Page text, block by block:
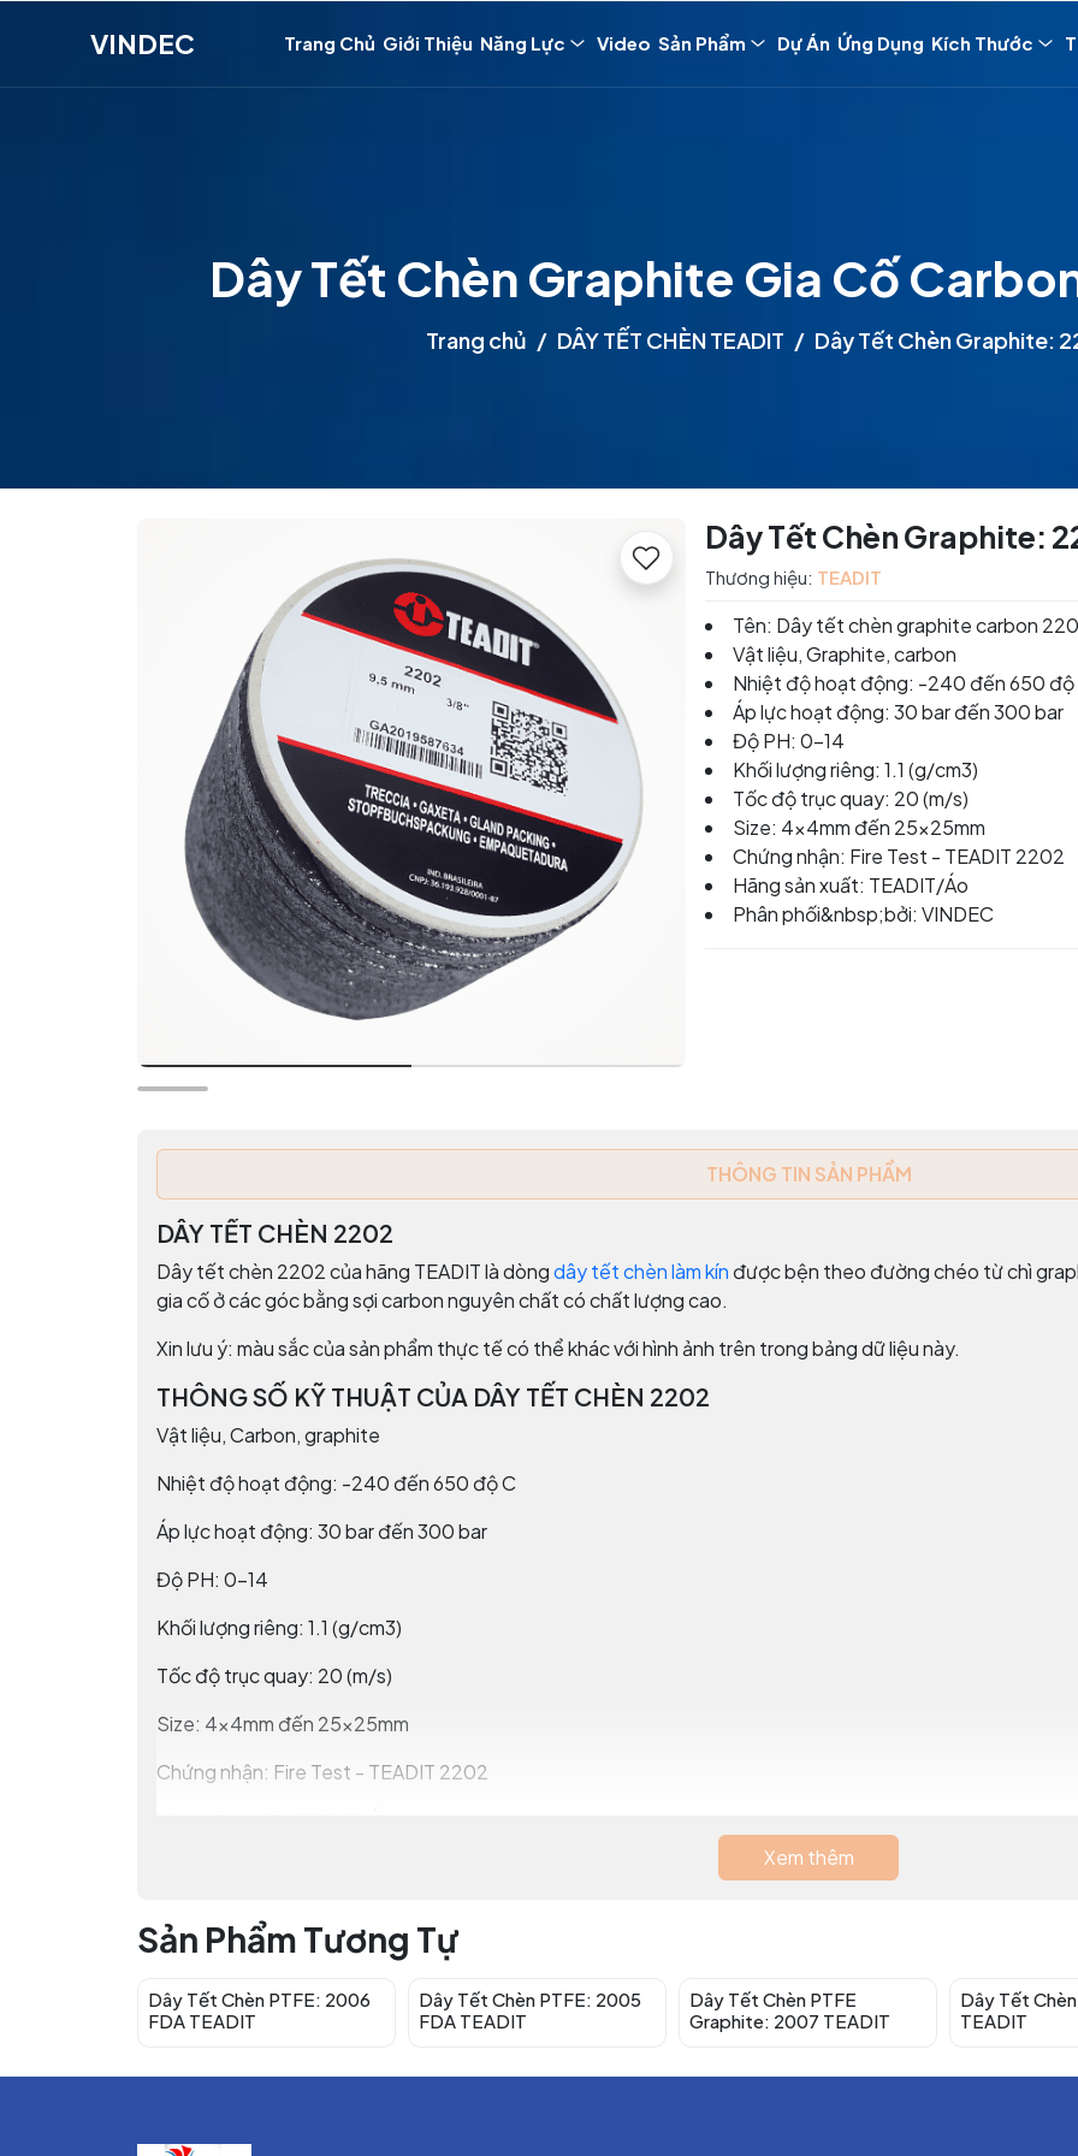
VINDEC Trang Chủ Giới Thiệu Năng Lực Video Sản Phẩm Dự Án Ứng Dụng Kích Thước
Dây Tết Chèn Graphite Gia Cố
Trang chủ DÂY TẾT CHÈN TEADIT Dây Tết Chèn Graphite:
Dây Tết Chèn Graphite:
Thương hiệu: TEADIT
Tên: Dây tết chèn graphite carbon
Vật liệu, Graphite, carbon
Nhiệt độ hoạt động: -240 đến 650 độ
Áp lực hoạt động: 30 bar đến 300 bar
Độ PH: 0-14
Khối lượng riêng: 1.1 (g/cm3)
Tốc độ trục quay: 20 (m/s)
Size: 4x4mm đến 25x25mm
Chứng nhận: Fire Test - TEADIT 2202
Hãng sản xuất: TEADIT/Áo
Phân phối&nbsp;bởi: VINDEC
THÔNG TIN SẢN PHẨM
DÂY TẾT CHÈN 2202
Dây tết chèn 2202 của hãng TEADIT là dòngdây tết chèn làm kín được bện theo đường chéo từ chì
gia cố ở các góc bằng sợi carbon nguyên chất có chất lượng cao.
Xin lưu ý: màu sắc của sản phẩm thực tế có thể khác với hình ảnh trên trong bảng dữ liệu này.
THÔNG SỐ KỸ THUẬT CỦA DÂY TẾT CHÈN 2202
Vật liệu, Carbon, graphite
Nhiệt độ hoạt động: -240 đến 650 độ C
Áp lực hoạt động: 30 bar đến 300 bar
Độ PH: 0-14
Khối lượng riêng: 1.1 (g/cm3)
Tốc độ trục quay: 20 (m/s)
Size: 4x4mm đến 25x25mm
Chứng nhận: Fire Test - TEADIT 2202
ĐẶC TÍNH CỦA DÂY TẾT CHÈN 2202
Dây tết chèn 2202 TEADIT có gia cố sợi cacbon trong các góc và thân của dây tết chèn làm cho nó có
TEADIT style 2202 là thế hệ bao bì graphite mới nhất, được thiết kế đặc biệt cho các ứng dụng đòi hỏi
Xem thêm
Sản Phẩm Tương Tự
Dây Tết Chèn PTFE: 2006
FDA TEADIT
Dây Tết Chèn PTFE: 2005
FDA TEADIT
Dây Tết Chèn PTFE
Graphite: 2007 TEADIT
Dây Tết
TEADIT